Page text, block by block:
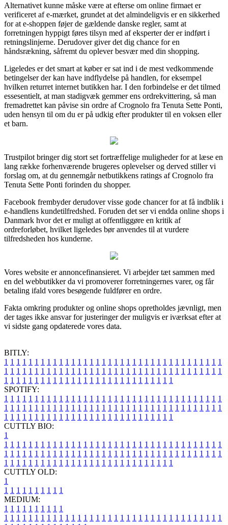
Alternativet kunne måske være at efterse om online firmaet er
verificeret af e-mærket, grundet at det almindeligvis er en sikkerhed
for at e-shoppen føjer de gældende danske regler, samt at
forretningen hyppigt føres tilsyn med af eksperter der er indført i
retningslinjerne. Derudover giver det dig chance for en
håndsrækning, såfremt du oplever besvær med din shopping.
Ligeledes er det smart at køber er sat ind i de mest vedkommende
betingelser der kan have indflydelse på handlen, for eksempel
hvilken returret internet butikken har. I den forbindelse er det tilmed
essesentielt, at man stadigvæk gemmer ens ordrekvittering, så man
fremadrettet kan påvise sin ordre af Crognolo fra Tenuta Sette Ponti,
uden hensyn til om du er på udkig efter produkter til en voksen eller
et barn.
Trustpilot bringer dig stort set fortræffelige muligheder for at læse en
lang række forhenværende brugeres oplevelser og derved stiller vi
forslag om, at du gennemgår netbutikkens ratings af Crognolo fra
Tenuta Sette Ponti forinden du shopper.
Facebook frembyder derudover visse gode chancer for at få indblik i
e-handlens kundetilfredshed. Foruden det ser vi endda online shops i
Danmark hvor det er muligt at offentliggøre en kritik af
ordreforløbet, hvilket ligeledes bør anvendes til at vurdere
tilfredsheden hos kunderne.
Vores website er annoncefinansieret. Vi arbejder tæt sammen med
en del webbutikker da vi promoverer forretningernes varer, og får
betaling ifald vores besøgende fuldfører en ordre.
Fakta omkring produkter og online shops opretholdes jævnligt, men
der tages ikke ansvar for justeringer der muligvis er iværksat efter at
vi sidste gang opdaterede vores data.
BITLY:
1 1 1 1 1 1 1 1 1 1 1 1 1 1 1 1 1 1 1 1 1 1 1 1 1 1 1 1 1 1 1 1 1 1 1 1
1 1 1 1 1 1 1 1 1 1 1 1 1 1 1 1 1 1 1 1 1 1 1 1 1 1 1 1 1 1 1 1 1 1 1 1
1 1 1 1 1 1 1 1 1 1 1 1 1 1 1 1 1 1 1 1 1 1 1 1 1 1 1 1
SPOTIFY:
1 1 1 1 1 1 1 1 1 1 1 1 1 1 1 1 1 1 1 1 1 1 1 1 1 1 1 1 1 1 1 1 1 1 1 1
1 1 1 1 1 1 1 1 1 1 1 1 1 1 1 1 1 1 1 1 1 1 1 1 1 1 1 1 1 1 1 1 1 1 1 1
1 1 1 1 1 1 1 1 1 1 1 1 1 1 1 1 1 1 1 1 1 1 1 1 1 1 1 1
CUTTLY BIO:
1
1 1 1 1 1 1 1 1 1 1 1 1 1 1 1 1 1 1 1 1 1 1 1 1 1 1 1 1 1 1 1 1 1 1 1 1
1 1 1 1 1 1 1 1 1 1 1 1 1 1 1 1 1 1 1 1 1 1 1 1 1 1 1 1 1 1 1 1 1 1 1 1
1 1 1 1 1 1 1 1 1 1 1 1 1 1 1 1 1 1 1 1 1 1 1 1 1 1 1 1
CUTTLY OLD:
1
1 1 1 1 1 1 1 1 1 1
MEDIUM:
1 1 1 1 1 1 1 1 1 1
1 1 1 1 1 1 1 1 1 1 1 1 1 1 1 1 1 1 1 1 1 1 1 1 1 1 1 1 1 1 1 1 1 1 1 1